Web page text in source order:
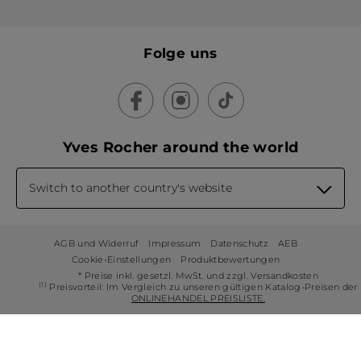
Folge uns
Yves Rocher around the world
Switch to another country's website
AGB und Widerruf Impressum Datenschutz
AEB
Cookie-Einstellungen
Produktbewertungen
* Preise inkl. gesetzl. MwSt. und zzgl. Versandkosten
(1) Preisvorteil: Im Vergleich zu unseren gültigen Katalog-Preisen der
ONLINEHANDEL PREISLISTE.